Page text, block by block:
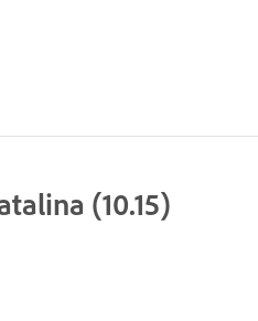
(10.15)